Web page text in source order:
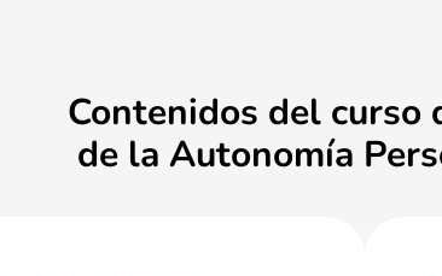
Contenidos del curso
de la Autonomía